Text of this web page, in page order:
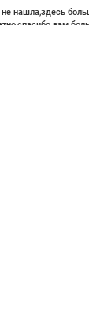
нашла,здесь
вам